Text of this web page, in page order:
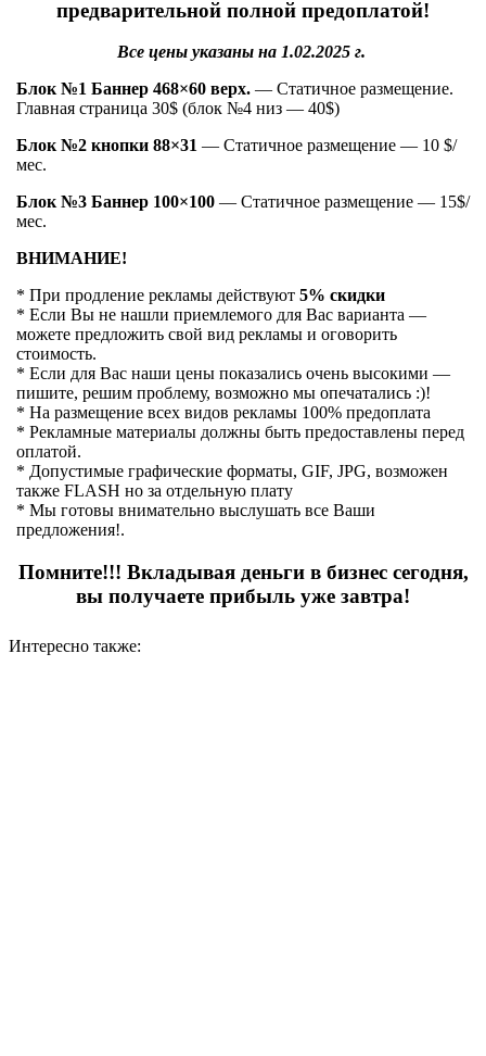
предварительной полной предоплатой!
Все цены указаны на 1.02.2025 г.
Блок №1 Баннер 468×60 верх. — Статичное размещение.
Главная страница 30$ (блок №4 низ — 40$)
Блок №2 кнопки 88×31 — Статичное размещение — 10 $/
мес.
Блок №3 Баннер 100×100 — Статичное размещение — 15$/
мес.
ВНИМАНИЕ!
* При продление рекламы действуют 5% скидки
* Если Вы не нашли приемлемого для Вас варианта —
можете предложить свой вид рекламы и оговорить
стоимость.
* Если для Вас наши цены показались очень высокими —
пишите, решим проблему, возможно мы опечатались :)!
* На размещение всех видов рекламы 100% предоплата
* Рекламные материалы должны быть предоставлены перед
оплатой.
* Допустимые графические форматы, GIF, JPG, возможен
также FLASH но за отдельную плату
* Мы готовы внимательно выслушать все Ваши
предложения!.
Помните!!! Вкладывая деньги в бизнес сегодня,
вы получаете прибыль уже завтра!
Интересно также: